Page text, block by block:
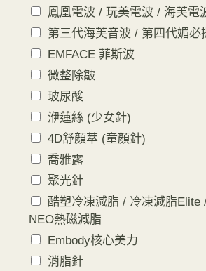
鳳凰電波 / 玩美電波 / 海芙電
第三代海芙音波 / 第四代媚必
EMFACE 菲斯波
微整除皺
玻尿酸
洢蓮絲 (少女針)
4D舒顏萃 (童顏針)
喬雅露
聚光針
酷塑冷凍減脂 / 冷凍減脂Elite
NEO熱磁減脂
Embody核心美力
消脂針